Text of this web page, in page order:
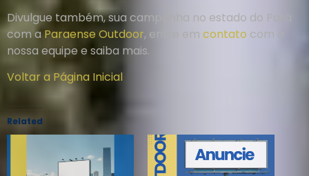
Divulgue também, sua campanha no estado do Pará
com a Paraense Outdoor, entre em contato com a
nossa equipe e saiba mais.
Voltar a Página Inicial
Related